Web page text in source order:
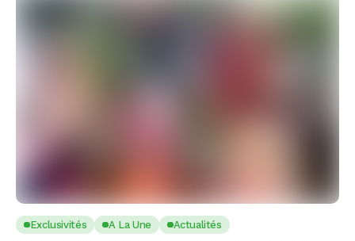
Exclusivités A La Une Actualités